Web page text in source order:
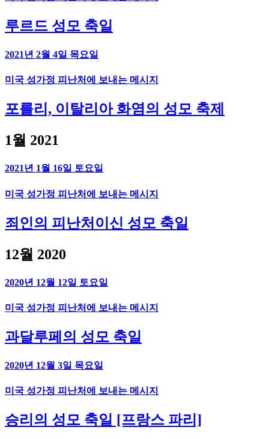
루르드 성모 축일
2021년 2월 4일 목요일
미국 성가정 피난처에 보내는 메시지
포를리, 이탈리아 화염의 성모 축제
1월 2021
2021년 1월 16일 토요일
미국 성가정 피난처에 보내는 메시지
죄인의 피난처이신 성모 축일
12월 2020
2020년 12월 12일 토요일
미국 성가정 피난처에 보내는 메시지
과달루페의 성모 축일
2020년 12월 3일 목요일
미국 성가정 피난처에 보내는 메시지
승리의 성모 축일 [프랑스 파리]